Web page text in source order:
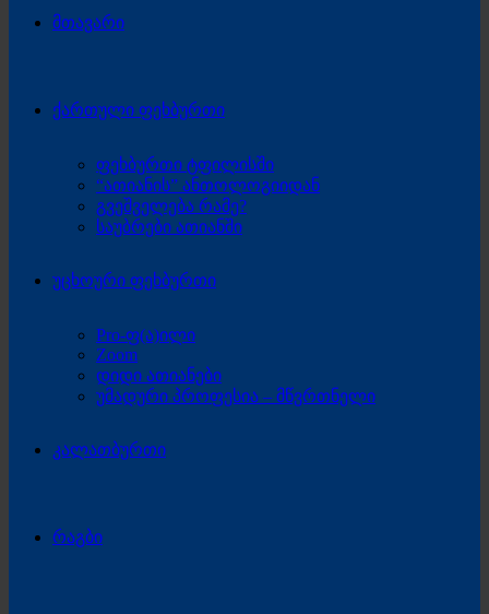
მთავარი
ქართული ფეხბურთი
ფეხბურთი ტფილისში
“ათიანის” ანთოლოგიიდან
გვეშველება რამე?
საუბრები ათიანში
უცხოური ფეხბურთი
Pro-ფ(ა)ილი
Zoom
დიდი ათიანები
უმადური პროფესია – მწვრთნელი
კალათბურთი
რაგბი